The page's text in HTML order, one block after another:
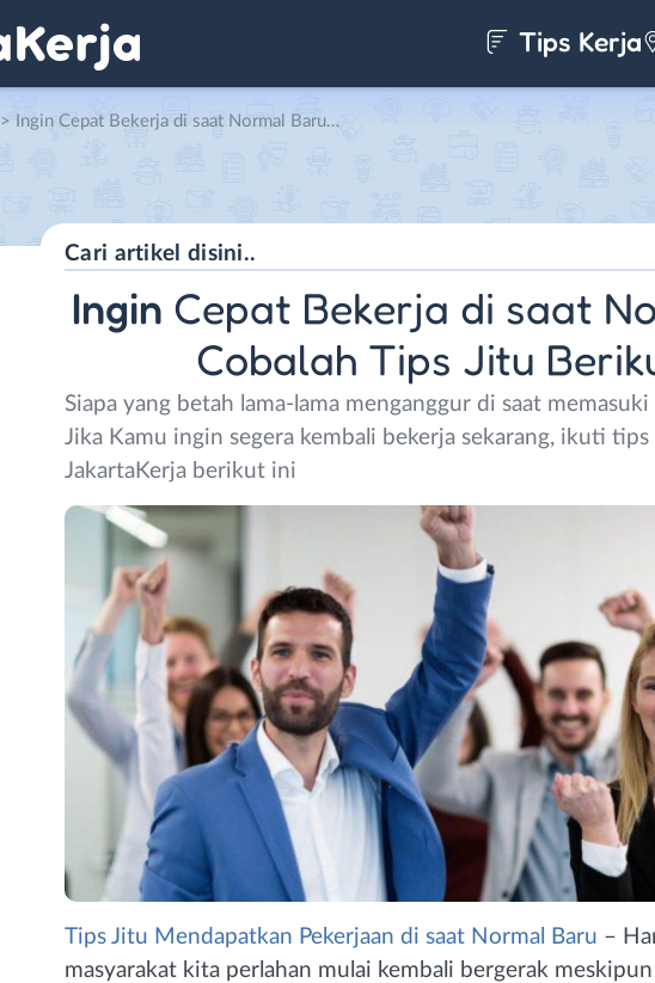
Tips Kerja
> Ingin Cepat Bekerja di saat Normal Baru? Cobalah Tips Jitu Berikut Ini!
Ingin Cepat Bekerja di saat
Cobalah Tips Jitu
Siapa yang betah lama-lama menganggur di saat
Jika Kamu ingin segera kembali bekerja sekarang, ikuti
JakartaKerja berikut ini
Tips Jitu Mendapatkan Pekerjaan di saat Normal Baru –
masyarakat kita perlahan mulai kembali bergerak